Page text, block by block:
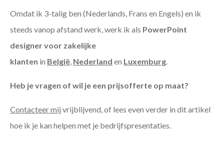
Omdat ik 3-talig ben (Nederlands, Frans en Engels) en ik
steeds vanop afstand werk, werk ik als PowerPoint
designer voor zakelijke
klanten in België, Nederland en Luxemburg.
Heb je vragen of wil je een prijsofferte op maat?
Contacteer mij vrijblijvend, of lees even verder in dit artikel
hoe ik je kan helpen met je bedrijfspresentaties.